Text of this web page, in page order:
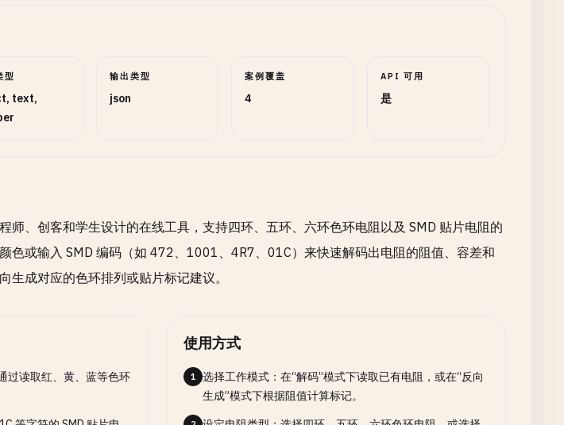
型
text,
输出类型
json
案例覆盖
4
API 可用
是
师、创客和学生设计的在线工具，支持四环、五环、六环色环电阻以及 SMD 贴片电阻的
色或输入 SMD 编码（如 472、1001、4R7、01C）来快速解码出电阻的阻值、容差和
生成对应的色环排列或贴片标记建议。
过读取红、黄、蓝等色环
使用方式
1
选择工作模式：在“解码”模式下读取已有电阻，或在“反向
生成”模式下根据阻值计算标记。